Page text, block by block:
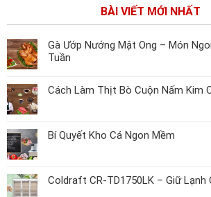
BÀI VIẾT MỚI NHẤT
Gà Ướp Nướng Mật Ong – Món
Tuần
Cách Làm Thịt Bò Cuộn Nấm Kim
Bí Quyết Kho Cá Ngon Mềm
Coldraft CR-TD1750LK – Giữ Lạnh